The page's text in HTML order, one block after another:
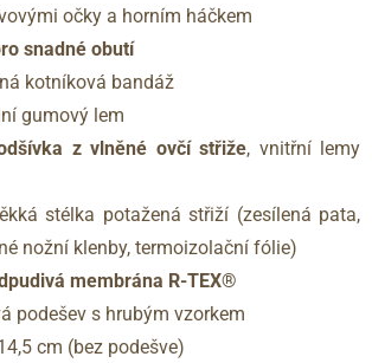
očky a horním háčkem
snadné obutí
kotníková bandáž
gumový lem
z vlněné ovčí střiže, vnitřní lemy
stélka potažená střiží (zesílená pata,
nožní klenby, termoizolační fólie)
membrána R-TEX®
podešev s hrubým vzorkem
cm (bez podešve)